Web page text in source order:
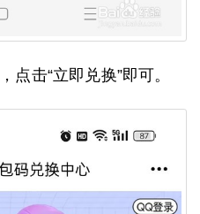
点击“立即兑换”即可。